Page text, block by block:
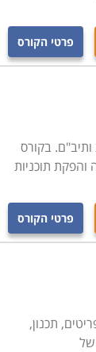
פרטי הקורס
בקורס
והפקת תוכניות
פרטי הקורס
תכנון,
של